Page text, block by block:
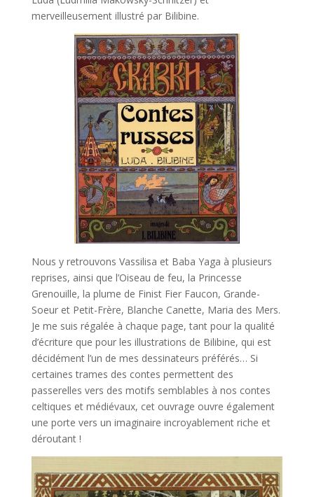
merveilleusement illustré par Bilibine.
Nous y retrouvons Vassilisa et Baba Yaga à plusieurs
reprises, ainsi que l’Oiseau de feu, la Princesse
Grenouille, la plume de Finist Fier Faucon, Grande-
Soeur et Petit-Frère, Blanche Canette, Maria des Mers.
Je me suis régalée à chaque page, tant pour la qualité
d’écriture que pour les illustrations de Bilibine, qui est
décidément l’un de mes dessinateurs préférés… Si
certaines trames des contes permettent des
passerelles vers des motifs semblables à nos contes
celtiques et médiévaux, cet ouvrage ouvre également
une porte vers un imaginaire incroyablement riche et
déroutant !